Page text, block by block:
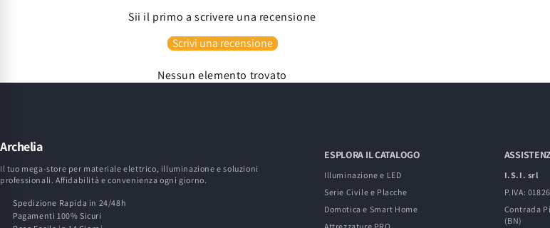
Sii il primo a scrivere una recensione
Scrivi una recensione
Nessun elemento trovato
Archelia
Il tuo mega-store per materiale elettrico, illuminazione e soluzioni
professionali. Affidabilità e convenienza ogni giorno.
Spedizione Rapida in 24/48h
Pagamenti 100% Sicuri
ESPLORA IL CATALOGO
Illuminazione e LED
Serie Civile e Placche
Domotica e Smart Home
I.S.I. srl
P.IVA:
Contrada
(BN)